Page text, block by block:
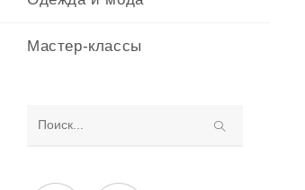
Мастер-классы
сайте